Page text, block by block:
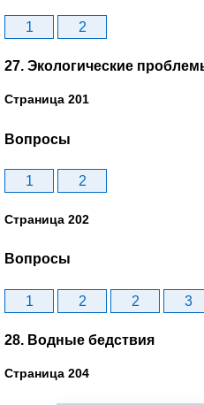
1 2
27. Экологические
Страница 201
Вопросы
1 2
Страница 202
Вопросы
1 2 2 3
28. Водные бедствия
Страница 204